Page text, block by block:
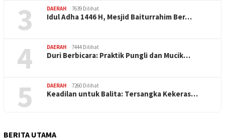
3 DAERAH 7639 Dilihat
Idul Adha 1446 H, Mesjid Baiturrahim Ber…
4 DAERAH 7444 Dilihat
Duri Berbicara: Praktik Pungli dan Mucik…
5 DAERAH 7260 Dilihat
Keadilan untuk Balita: Tersangka Kekeras…
BERITA UTAMA